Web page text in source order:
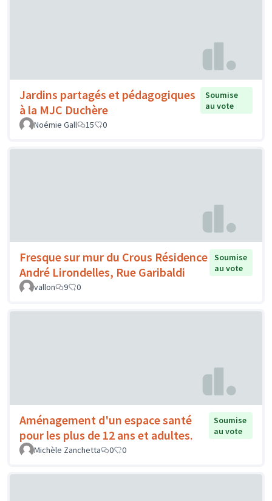
Jardins partagés et pédagogiques
à la MJC Duchère
Soumise
au vote
Noémie Gall
15 0
Fresque sur mur du Crous Résidence
André Lirondelles, Rue Garibaldi
Soumise
au vote
vallon
9 0
Aménagement d'un espace santé
pour les plus de 12 ans et adultes.
Soumise
au vote
Michèle Zanchetta
0 0